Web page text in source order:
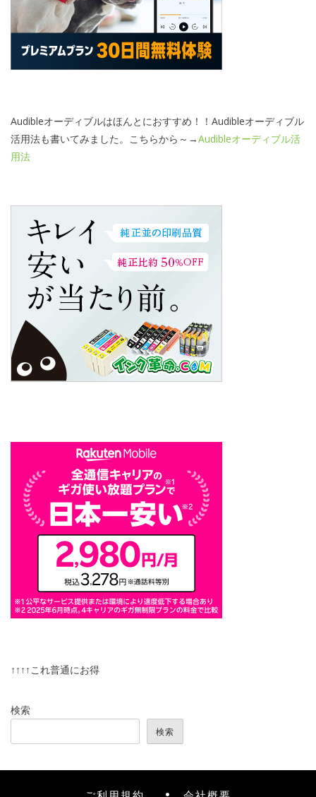
Audibleオーディブルはほんとにおすすめ！！Audibleオーディブル
活用法も書いてみました。こちらから～→Audibleオーディブル活
用法
↑↑↑↑これ普通にお得
検索
検索
ご利用規約 会社概要